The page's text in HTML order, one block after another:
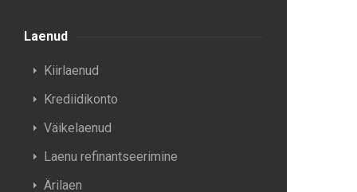
Laenud
Kiirlaenud
Krediidikonto
Väikelaenud
Laenu refinantseerimine
Ärilaen